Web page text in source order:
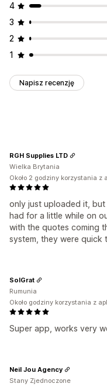
4
3
2
1
Napisz recenzję
only just uploaded it,
had for a little while on
with the quotes coming
system, they were
RGH Supplies LTD
Wielka Brytania
Około 2 godziny korzystania z
Super app, works very
SolGrat
Rumunia
Około godziny korzystania z
Neil Jou Agency
Stany Zjednoczone